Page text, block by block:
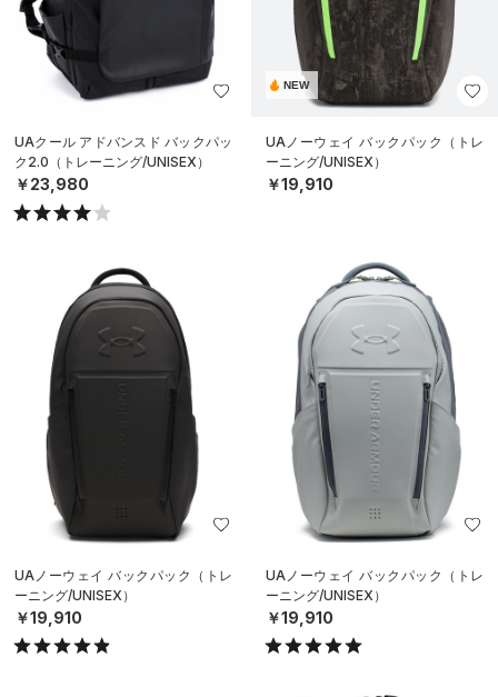
UAクール アドバンスド バックパッ
ク2.0（トレーニング/UNISEX）
￥23,980
NEW
UAノーウェイ バックパック（トレ
ーニング/UNISEX）
￥19,910
UAノーウェイ バックパック（トレ
ーニング/UNISEX）
￥19,910
UAノーウェイ バックパック（トレ
ーニング/UNISEX）
￥19,910